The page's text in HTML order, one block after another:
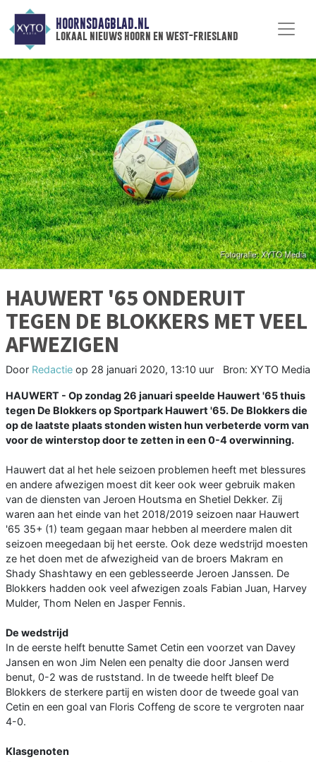
HOORNSDAGBLAD.NL
lokaal nieuws hoorn en west-friesland
HAUWERT '65 ONDERUIT
TEGEN DE BLOKKERS MET VEEL
AFWEZIGEN
Door Redactie op 28 januari 2020, 13:10 uur Bron: XYTO Media
HAUWERT - Op zondag 26 januari speelde Hauwert '65 thuis
tegen De Blokkers op Sportpark Hauwert '65. De Blokkers die
op de laatste plaats stonden wisten hun verbeterde vorm van
voor de winterstop door te zetten in een 0-4 overwinning.
Hauwert dat al het hele seizoen problemen heeft met blessures
en andere afwezigen moest dit keer ook weer gebruik maken
van de diensten van Jeroen Houtsma en Shetiel Dekker. Zij
waren aan het einde van het 2018/2019 seizoen naar Hauwert
'65 35+ (1) team gegaan maar hebben al meerdere malen dit
seizoen meegedaan bij het eerste. Ook deze wedstrijd moesten
ze het doen met de afwezigheid van de broers Makram en
Shady Shashtawy en een geblesseerde Jeroen Janssen. De
Blokkers hadden ook veel afwezigen zoals Fabian Juan, Harvey
Mulder, Thom Nelen en Jasper Fennis.
De wedstrijd
In de eerste helft benutte Samet Cetin een voorzet van Davey
Jansen en won Jim Nelen een penalty die door Jansen werd
benut, 0-2 was de ruststand. In de tweede helft bleef De
Blokkers de sterkere partij en wisten door de tweede goal van
Cetin en een goal van Floris Coffeng de score te vergroten naar
4-0.
Klasgenoten